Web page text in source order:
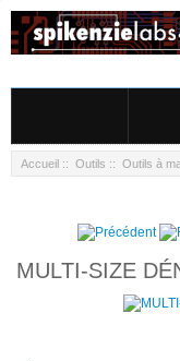
Accueil :: Outils :: Outils à
MULTI-SIZE